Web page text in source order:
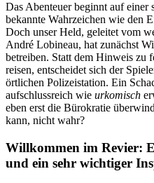
Das Abenteuer beginnt auf
bekannte Wahrzeichen wie den
Doch unser Held, geleitet vom
André Lobineau, hat zunächst
betreiben. Statt dem Hinweis zu
reisen, entscheidet sich der
örtlichen Polizeistation. Ein
aufschlussreich wie urkomisch
eben erst die Bürokratie
kann, nicht wahr?
Willkommen im Revier:
und ein sehr wichtiger